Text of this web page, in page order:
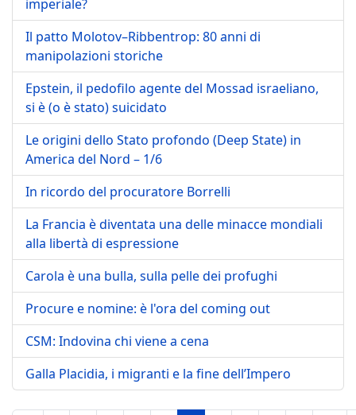
imperiale?
Il patto Molotov–Ribbentrop: 80 anni di
manipolazioni storiche
Epstein, il pedofilo agente del Mossad israeliano,
si è (o è stato) suicidato
Le origini dello Stato profondo (Deep State) in
America del Nord – 1/6
In ricordo del procuratore Borrelli
La Francia è diventata una delle minacce mondiali
alla libertà di espressione
Carola è una bulla, sulla pelle dei profughi
Procure e nomine: è l'ora del coming out
CSM: Indovina chi viene a cena
Galla Placidia, i migranti e la fine dell’Impero